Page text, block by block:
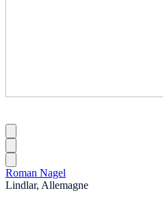
Roman Nagel
Lindlar, Allemagne